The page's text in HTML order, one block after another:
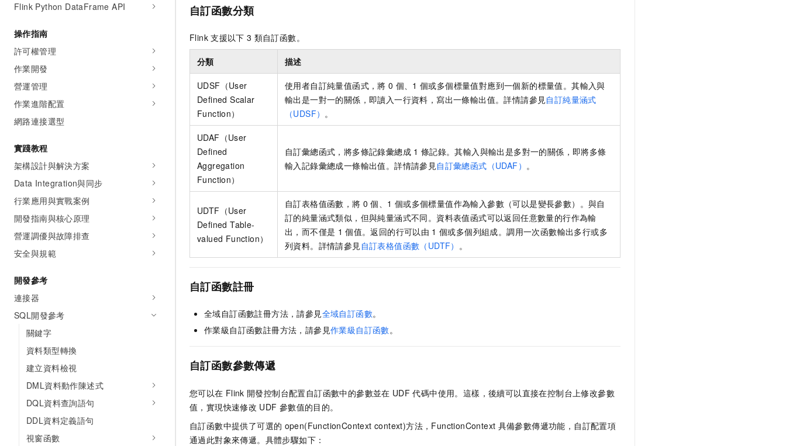
Flink Python DataFrame API
操作指南
許可權管理
作業開發
營運管理
作業進階配置
網路連接選型
實踐教程
架構設計與解決方案
Data Integration與同步
行業應用與實戰案例
開發指南與核心原理
營運調優與故障排查
安全與規範
開發參考
連接器
SQL開發參考
關鍵字
資料類型轉換
建立資料檢視
DML資料動作陳述式
DQL資料查詢語句
DDL資料定義語句
視窗函數
自訂函數分類
Flink 支援以下 3 類自訂函數。
分類 描述
UDSF（User
Defined Scalar
Function）
使用者自訂純量值函式，將 0 個、1 個或多個標量值對應到一個新的標量值。其輸入與
輸出是一對一的關係，即讀入一行資料，寫出一條輸出值。詳情請參見自訂純量涵式
（UDSF） 。
UDAF（User
Defined
Aggregation
Function）
自訂彙總函式，將多條記錄彙總成 1 條記錄。其輸入與輸出是多對一的關係，即將多條
輸入記錄彙總成一條輸出值。詳情請參見自訂彙總函式（UDAF） 。
UDTF（User
Defined Table-
valued Function）
自訂表格值函數，將 0 個、1 個或多個標量值作為輸入參數（可以是變長參數）。與自
訂的純量涵式類似，但與純量涵式不同。資料表值函式可以返回任意數量的行作為輸
出，而不僅是 1 個值。返回的行可以由 1 個或多個列組成。調用一次函數輸出多行或多
列資料。詳情請參見自訂表格值函數（UDTF） 。
自訂函數註冊
全域自訂函數註冊方法，請參見全域自訂函數。
作業級自訂函數註冊方法，請參見作業級自訂函數。
自訂函數參數傳遞
您可以在 Flink 開發控制台配置自訂函數中的參數並在 UDF 代碼中使用。這樣，後續可以直接在控制台上修改參數
值，實現快速修改 UDF 參數值的目的。
自訂函數中提供了可選的 open(FunctionContext context)方法，FunctionContext 具備參數傳遞功能，自訂配置項
通過此對象來傳遞。具體步驟如下：